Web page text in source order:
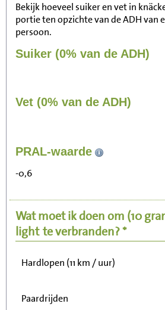
Bekijk hoeveel suiker en vet in
portie ten opzichte van de ADH van
persoon.
Suiker (0% van de ADH)
Vet (0% van de ADH)
PRAL-waarde
-0,6
Wat moet ik doen om (10
light te verbranden? *
Zitten, tv kijken
Wandelen (5 km/uur)
Hardlopen (11 km / uur)
Paardrijden